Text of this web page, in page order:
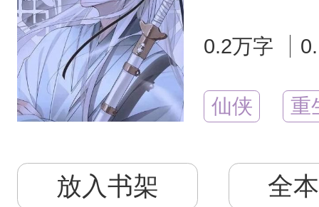
0.2万字
仙侠 重
放入书架 全